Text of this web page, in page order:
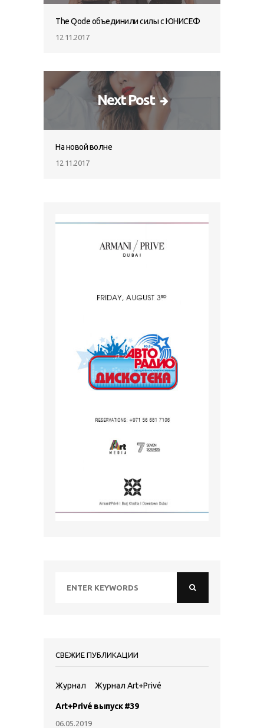
The Qode объединили силы с ЮНИСЕФ
12.11.2017
Next Post
На новой волне
12.11.2017
СВЕЖИЕ ПУБЛИКАЦИИ
Журнал Журнал Art+Privé
Art+Privé выпуск #39
06.05.2019